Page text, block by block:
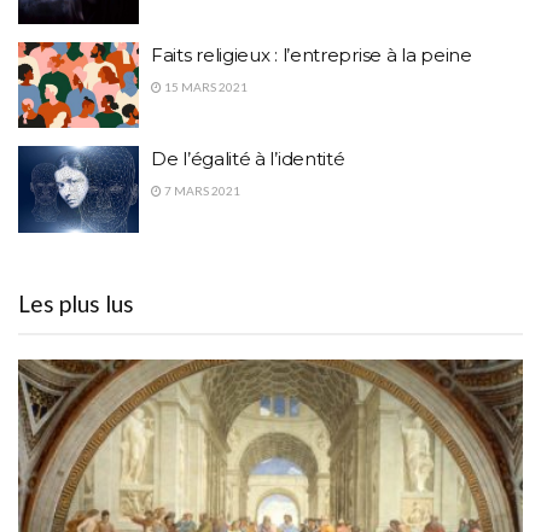
Faits religieux : l’entreprise à la peine
15 MARS 2021
De l’égalité à l’identité
7 MARS 2021
Les plus lus